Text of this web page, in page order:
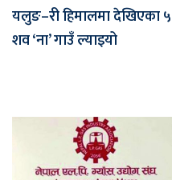
यलुङ–री हिमालमा देखिएका ५
शव ‘ना’ गाउँ ल्याइयो